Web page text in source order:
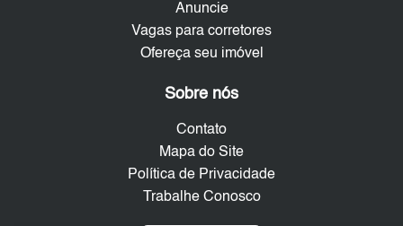
Anuncie
Vagas para corretores
Ofereça seu imóvel
Sobre nós
Contato
Mapa do Site
Política de Privacidade
Trabalhe Conosco